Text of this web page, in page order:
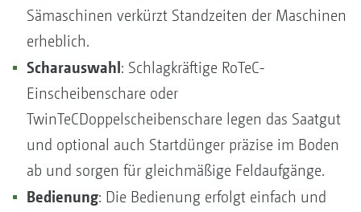
Sämaschinen verkürzt Standzeiten der Maschinen
erheblich.
Scharauswahl: Schlagkräftige RoTeC-
Einscheibenschare oder
TwinTeCDoppelscheibenschare legen das Saatgut
und optional auch Startdünger präzise im Boden
ab und sorgen für gleichmäßige Feldaufgänge.
Bedienung: Die Bedienung erfolgt einfach und